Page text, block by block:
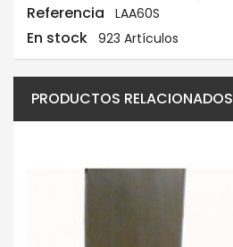
Referencia LAA60S
En stock 923 Artículos
PRODUCTOS RELACIONADOS